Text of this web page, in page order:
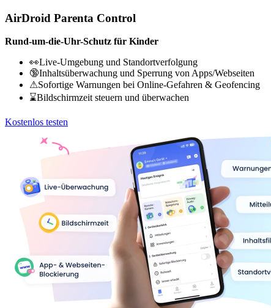
AirDroid Parenta Control
Rund-um-die-Uhr-Schutz für Kinder
👀Live-Umgebung und Standortverfolgung
🔞Inhaltsüberwachung und Sperrung von Apps/Webseiten
⚠Sofortige Warnungen bei Online-Gefahren & Geofencing
⌛Bildschirmzeit steuern und überwachen
Kostenlos testen